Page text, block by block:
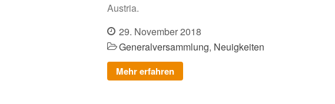
Austria.
29. November 2018
Generalversammlung, Neuigkeiten
Mehr erfahren